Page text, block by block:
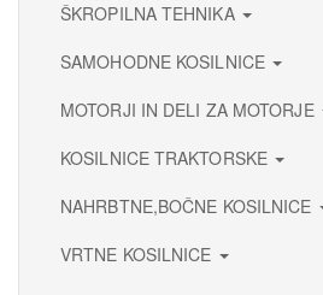
ŠKROPILNA TEHNIKA
SAMOHODNE KOSILNICE
MOTORJI IN DELI ZA MOTORJE
KOSILNICE TRAKTORSKE
NAHRBTNE,BOČNE KOSILNICE
VRTNE KOSILNICE